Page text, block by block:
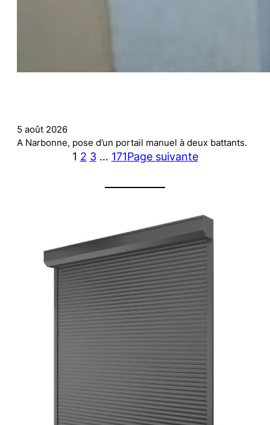
5 août 2026
A Narbonne, pose d’un portail manuel à deux battants.
1 2 3 … 171Page suivante